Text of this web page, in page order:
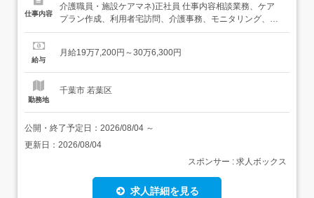
仕事内容
介護職員・施設ケアマネ)正社員 仕事内容相談業務、ケア
プラン作成、利用者宅訪問、介護事務、モニタリング、調
整業務 給与・手当<給与>月給197,200〜306,300円<手当>
主任ケアマネ手当:20,000円/月<賞与>賞与あり合計5ヶ月分
給与
月給19万7,200円～30万6,300円
勤務地
千葉市 若葉区
公開・終了予定日： 2026/08/04 ～
更新日： 2026/08/04
スポンサー : 求人ボックス
求人詳細を見る